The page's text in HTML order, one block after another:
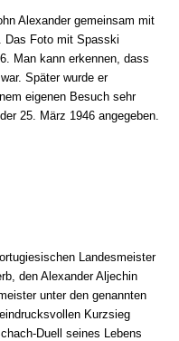
Alexander gemeinsam mit
Das Foto mit Spasski
Man kann erkennen, dass
Später wurde er
eigenen Besuch sehr
25. März 1946 angegeben.
Landesmeister
den Alexander Aljechin
unter den genannten
Kurzsieg
Duell seines Lebens